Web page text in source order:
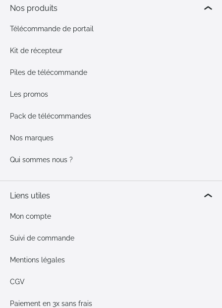
Nos produits
Télécommande de portail
Kit de récepteur
Piles de télécommande
Les promos
Pack de télécommandes
Nos marques
Qui sommes nous ?
Liens utiles
Mon compte
Suivi de commande
Mentions légales
CGV
Paiement en 3x sans frais